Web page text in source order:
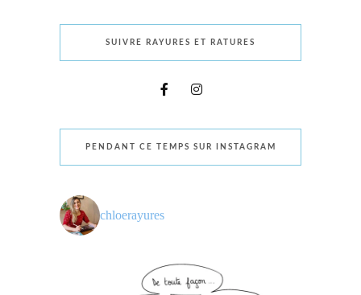
SUIVRE RAYURES ET RATURES
PENDANT CE TEMPS SUR INSTAGRAM
chloerayures